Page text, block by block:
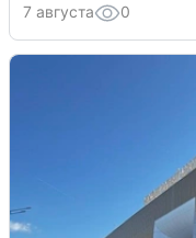
7 августа 0